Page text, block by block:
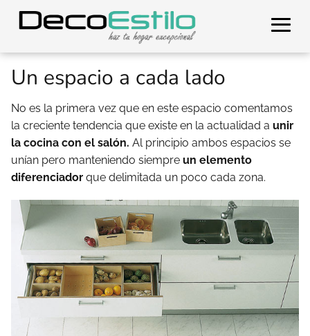
Un espacio a cada lado
No es la primera vez que en este espacio comentamos
la creciente tendencia que existe en la actualidad a unir
la cocina con el salón. Al principio ambos espacios se
unían pero manteniendo siempre un elemento
diferenciador que delimitada un poco cada zona.